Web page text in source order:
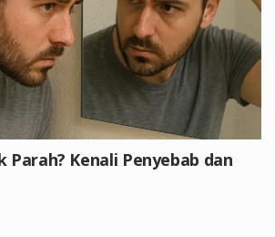
Parah? Kenali Penyebab dan